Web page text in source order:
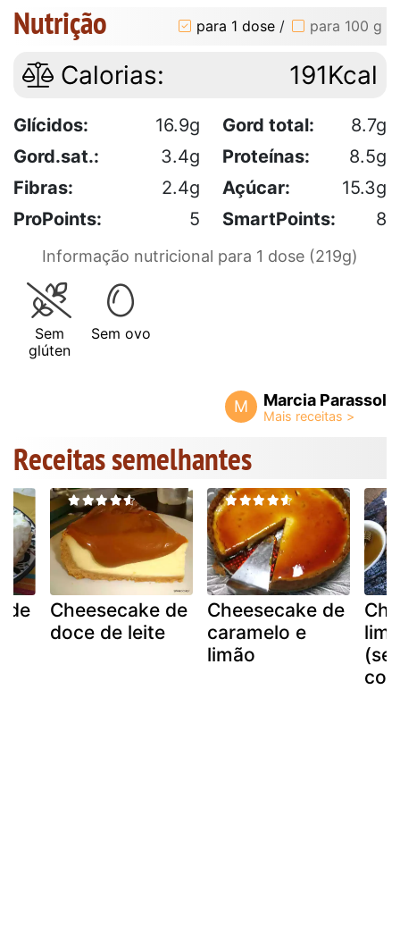
Nutrição para 1 dose / para 100 g
Calorias: 191Kcal
Glícidos: 16.9g Gord total:
8.7g
Gord.sat.:
3.4g Proteínas:
8.5g
Fibras:
2.4g Açúcar:
15.3g
ProPoints:
5 SmartPoints: 8
Informação nutricional para 1 dose (219g)
Sem
glúten
Sem ovo
M Marcia Parassol
Receitas semelhantes
de
Cheesecake de
doce de leite
Cheesecake de
caramelo e
limão